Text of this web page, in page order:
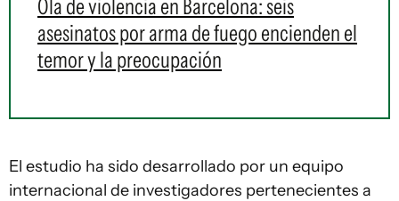
Ola de violencia en Barcelona: seis
asesinatos por arma de fuego encienden el
temor y la preocupación
El estudio ha sido desarrollado por un equipo
internacional de investigadores pertenecientes a